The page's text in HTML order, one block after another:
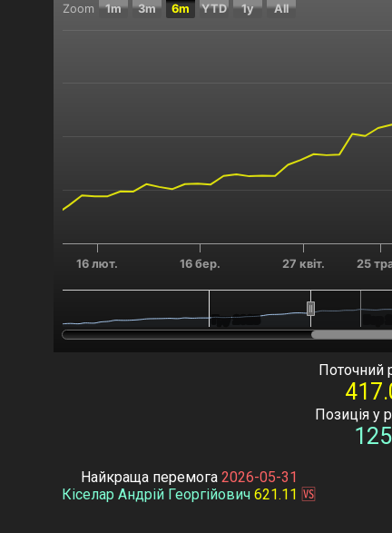
Chart
Zoom 1m 3m 6m YTD 1y All
16 лют. 16 бер. 27 квіт. 25
Гру 2025
Гру 2025
Поточний
Позиція у
Найкраща перемога 2026-05-31
Кіселар Андрій Георгійович 621.11 🆚